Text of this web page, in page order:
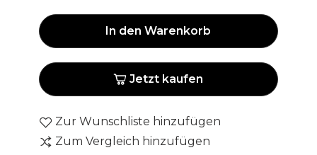
In den Warenkorb
Jetzt kaufen
Zur Wunschliste hinzufügen
Zum Vergleich hinzufügen